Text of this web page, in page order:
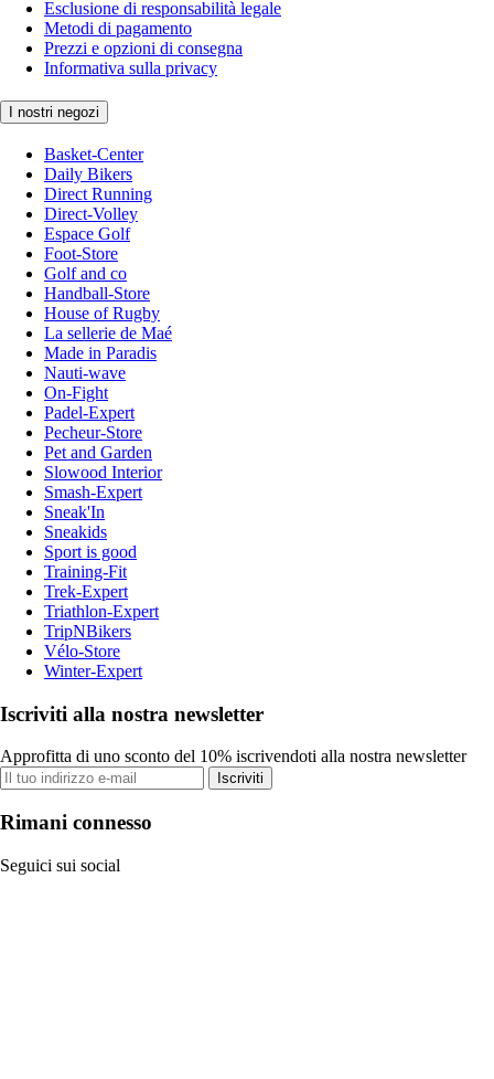
Esclusione di responsabilità legale
Metodi di pagamento
Prezzi e opzioni di consegna
Informativa sulla privacy
I nostri negozi
Basket-Center
Daily Bikers
Direct Running
Direct-Volley
Espace Golf
Foot-Store
Golf and co
Handball-Store
House of Rugby
La sellerie de Maé
Made in Paradis
Nauti-wave
On-Fight
Padel-Expert
Pecheur-Store
Pet and Garden
Slowood Interior
Smash-Expert
Sneak'In
Sneakids
Sport is good
Training-Fit
Trek-Expert
Triathlon-Expert
TripNBikers
Vélo-Store
Winter-Expert
Iscriviti alla nostra newsletter
Approfitta di uno sconto del 10% iscrivendoti alla nostra newsletter
Iscriviti
Rimani connesso
Seguici sui social